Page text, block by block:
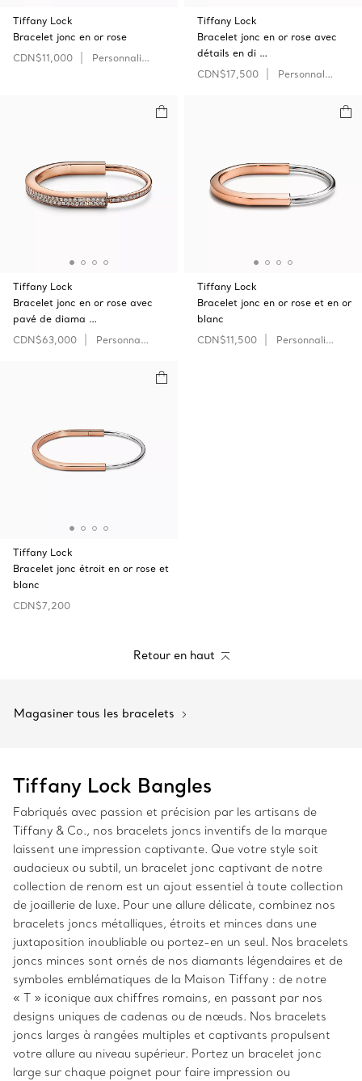
Tiffany Lock
Bracelet jonc en or rose
CDN$11,000
Personnaliser
Tiffany Lock
Bracelet jonc en or rose avec
détails en di …
CDN$17,500
Personnaliser
Tiffany Lock
Bracelet jonc en or rose avec
pavé de diama …
CDN$63,000
Personnaliser
Tiffany Lock
Bracelet jonc en or rose et en or
blanc
CDN$11,500
Personnaliser
Tiffany Lock
Bracelet jonc étroit en or rose et
blanc
CDN$7,200
Retour en haut
Magasiner tous les bracelets
Tiffany Lock Bangles
Fabriqués avec passion et précision par les artisans de
Tiffany & Co., nos bracelets joncs inventifs de la marque
laissent une impression captivante. Que votre style soit
audacieux ou subtil, un bracelet jonc captivant de notre
collection de renom est un ajout essentiel à toute collection
de joaillerie de luxe. Pour une allure délicate, combinez nos
bracelets joncs métalliques, étroits et minces dans une
juxtaposition inoubliable ou portez-en un seul. Nos bracelets
joncs minces sont ornés de nos diamants légendaires et de
symboles emblématiques de la Maison Tiffany : de notre
« T » iconique aux chiffres romains, en passant par nos
designs uniques de cadenas ou de nœuds. Nos bracelets
joncs larges à rangées multiples et captivants propulsent
votre allure au niveau supérieur. Portez un bracelet jonc
large sur chaque poignet pour faire impression ou